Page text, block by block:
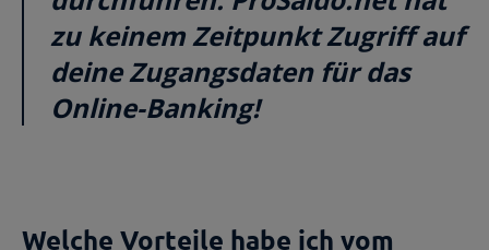
zu keinem Zeitpunkt Zugriff auf
deine Zugangsdaten für das
Online-Banking!
Welche Vorteile habe ich vom